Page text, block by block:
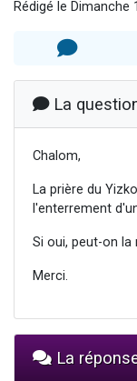
Rédigé le Dimanche
La
Chalom,
La prière du
l'enterrement
Si oui, peut-on la
Merci.
La